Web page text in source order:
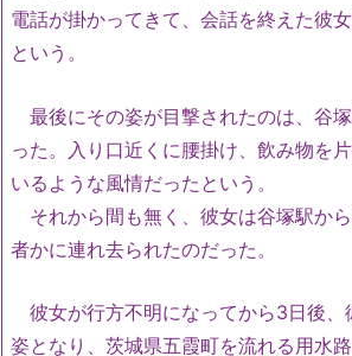
電話が掛かってきて、会話を終えた彼
という。
最後にその姿が目撃されたのは、谷
った。入り口近くに腰掛け、飲み物を
いるような風情だったという。
それから間も無く、彼女は谷塚駅か
者かに連れ去られたのだった。
彼女が行方不明になってから3日後、
姿となり、茨城県五霞町を流れる用水